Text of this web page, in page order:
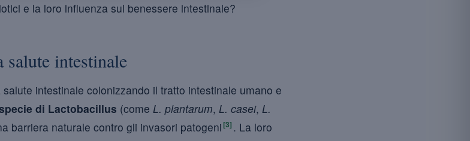
e la loro influenza sul benessere intestinale?
intestinale
intestinale colonizzando il tratto intestinale umano e
di Lactobacillus (come L. plantarum, L. casei, L.
barriera naturale contro gli invasori patogeni [3] . La loro